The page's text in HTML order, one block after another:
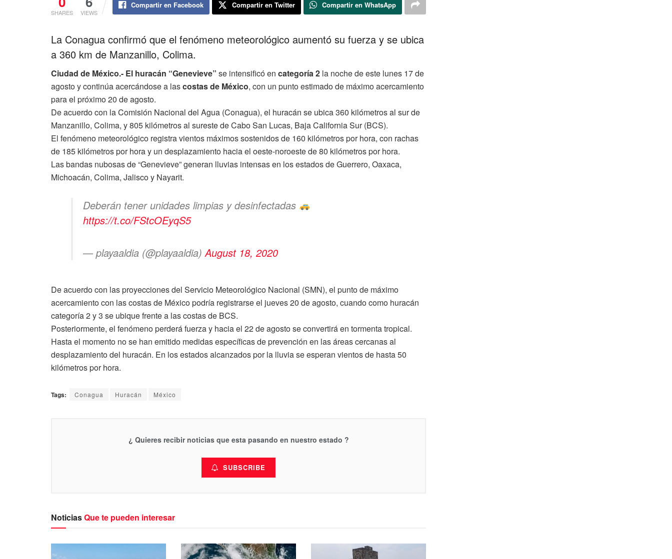
SHARES VIEWS
Compartir en Facebook Compartir en Twitter Compartir en WhatsApp
La Conagua confirmó que el fenómeno meteorológico aumentó su fuerza y se ubica
a 360 km de Manzanillo, Colima.
Ciudad de México.- El huracán “Genevieve” se intensificó en categoría 2 la noche de este lunes 17 de
agosto y continúa acercándose a lascostas de México, con un punto estimado de máximo acercamiento
para el próximo 20 de agosto.
De acuerdo con la Comisión Nacional del Agua (Conagua), el huracán se ubica 360 kilómetros al sur de
Manzanillo, Colima, y 805 kilómetros al sureste de Cabo San Lucas, Baja California Sur (BCS).
El fenómeno meteorológico registra vientos máximos sostenidos de 160 kilómetros por hora, con rachas
de 185 kilómetros por hora y un desplazamiento hacia el oeste-noroeste de 80 kilómetros por hora.
Las bandas nubosas de “Genevieve” generan lluvias intensas en los estados de Guerrero, Oaxaca,
Michoacán, Colima, Jalisco y Nayarit.
Deberán tener unidades limpias y desinfectadas
https://t.co/FStcOEyqS5
— playaaldia (@playaaldia)August 18, 2020
De acuerdo con las proyecciones del Servicio Meteorológico Nacional (SMN), el punto de máximo
acercamiento con las costas de México podría registrarse el jueves 20 de agosto, cuando como huracán
categoría 2 y 3 se ubique frente a las costas de BCS.
Posteriormente, el fenómeno perderá fuerza y hacia el 22 de agosto se convertirá en tormenta tropical.
Hasta el momento no se han emitido medidas específicas de prevención en las áreas cercanas al
desplazamiento del huracán. En los estados alcanzados por la lluvia se esperan vientos de hasta 50
kilómetros por hora.
Tags: Conagua Huracán México
¿ Quieres recibir noticias que esta pasando en nuestro estado ?
SUBSCRIBE
NoticiasQue te pueden interesar